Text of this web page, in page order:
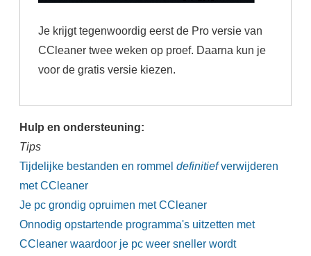
Je krijgt tegenwoordig eerst de Pro versie van
CCleaner twee weken op proef. Daarna kun je
voor de gratis versie kiezen.
Hulp en ondersteuning:
Tips
Tijdelijke bestanden en rommel definitiefverwijderen
met CCleaner
Je pc grondig opruimen met CCleaner
Onnodig opstartende programma's uitzetten met
CCleaner waardoor je pc weer sneller wordt